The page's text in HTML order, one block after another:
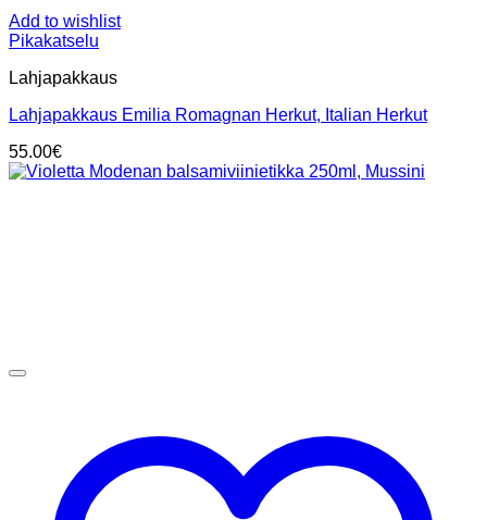
Add to wishlist
Pikakatselu
Lahjapakkaus
Lahjapakkaus Emilia Romagnan Herkut, Italian Herkut
55.00€